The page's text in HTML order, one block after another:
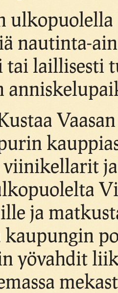
nautinta-
tai laillisesti
ja
kaupungin
yövahdit